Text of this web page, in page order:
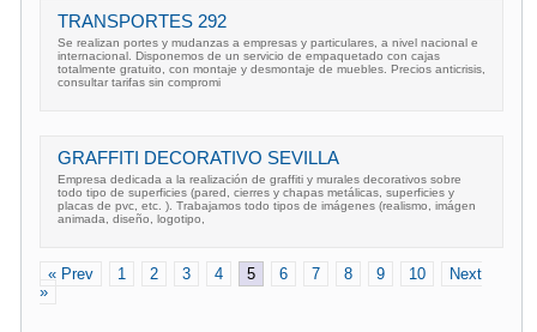
TRANSPORTES 292
Se realizan portes y mudanzas a empresas y particulares, a nivel nacional e
internacional. Disponemos de un servicio de empaquetado con cajas
totalmente gratuito, con montaje y desmontaje de muebles. Precios anticrisis,
consultar tarifas sin compromi
GRAFFITI DECORATIVO SEVILLA
Empresa dedicada a la realización de graffiti y murales decorativos sobre
todo tipo de superficies (pared, cierres y chapas metálicas, superficies y
placas de pvc, etc. ). Trabajamos todo tipos de imágenes (realismo, imágen
animada, diseño, logotipo,
« Prev 1 2 3 4 5 6 7 8 9 10
Next
»